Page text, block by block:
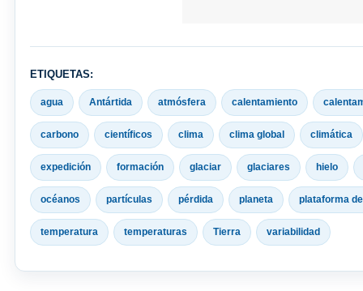
ETIQUETAS:
agua Antártida atmósfera calentamiento
carbono científicos clima clima global climática
expedición formación glaciar glaciares hielo
océanos partículas pérdida planeta plataforma
temperatura temperaturas Tierra variabilidad